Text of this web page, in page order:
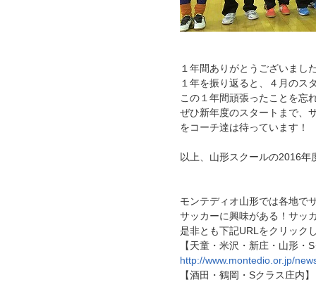
１年間ありがとうございまし
１年を振り返ると、４月のス
この１年間頑張ったことを忘
ぜひ新年度のスタートまで、
をコーチ達は待っています！
以上、山形スクールの2016
モンテディオ山形では各地で
サッカーに興味がある！サッ
是非とも下記URLをクリック
【天童・米沢・新庄・山形・
http://www.montedio.or.jp/
【酒田・鶴岡・Sクラス庄内】